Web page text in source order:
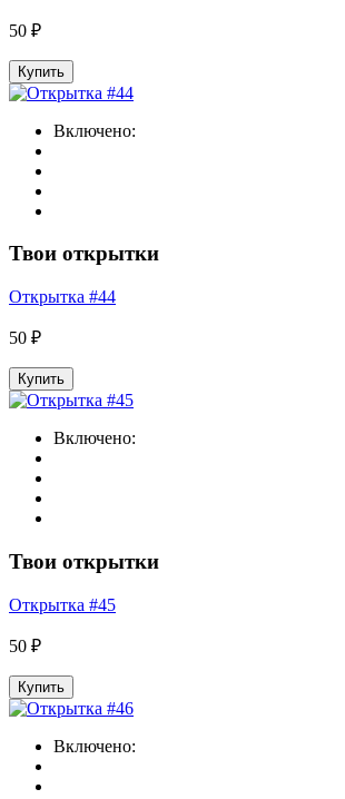
50 ₽
Купить
Включено:
Твои открытки
Открытка #44
50 ₽
Купить
Включено:
Твои открытки
Открытка #45
50 ₽
Купить
Включено: